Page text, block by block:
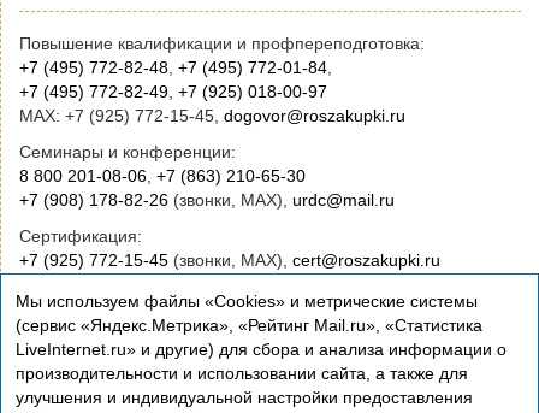
Повышение квалификации и профпереподготовка:
+7 (495) 772-82-48, +7 (495) 772-01-84,
+7 (495) 772-82-49, +7 (925) 018-00-97
MAX: +7 (925) 772-15-45, dogovor@roszakupki.ru
Семинары и конференции:
8 800 201-08-06, +7 (863) 210-65-30
+7 (908) 178-82-26 (звонки, MAX), urdc@mail.ru
Сертификация:
+7 (925) 772-15-45 (звонки, MAX), cert@roszakupki.ru
Приобретение книг:
+7 (495) 772-00-14,institut@roszakupki.ru
Консультационные услуги и руководство:
+7 (495) 772-01-83, institut@roszakupki.ru
Мы используем файлы «Cookies» и метрические системы
(сервис «Яндекс.Метрика», «Рейтинг Mail.ru», «Статистика
LiveInternet.ru» и другие) для сбора и анализа информации о
производительности и использовании сайта, а также для
улучшения и индивидуальной настройки предоставления